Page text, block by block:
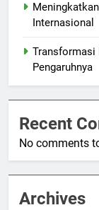
Internasional
Transformasi
Pengaruhnya
Recent
No comments
Archives